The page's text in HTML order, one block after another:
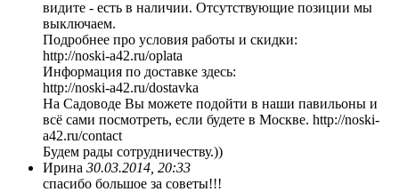
видите - есть в наличии. Отсутствующие позиции мы
выключаем.
Подробнее про условия работы и скидки:
http://noski-a42.ru/oplata
Информация по доставке здесь:
http://noski-a42.ru/dostavka
На Садоводе Вы можете подойти в наши павильоны и
всё сами посмотреть, если будете в Москве. http://noski-
a42.ru/contact
Будем рады сотрудничеству.))
Ирина 30.03.2014, 20:33
спасибо большое за советы!!!